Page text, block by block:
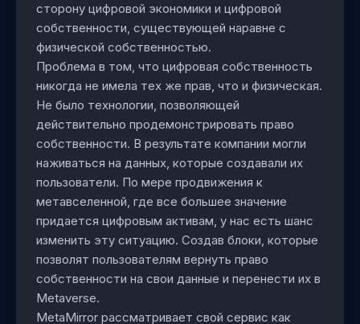
сторону цифровой экономики и цифровой
собственности, существующей наравне с
физической собственностью.
Проблема в том, что цифровая собственность
никогда не имела тех же прав, что и физическая.
Не было технологии, позволяющей
действительно продемонстрировать право
собственности. В результате компании могли
наживаться на данных, которые создавали их
пользователи. По мере продвижения к
метавселенной, где все большее значение
придается цифровым активам, у нас есть шанс
изменить эту ситуацию. Создав блоки, которые
позволят пользователям вернуть право
собственности на свои данные и перенести их в
Metaverse.
MetaMirror рассматривает свой сервис как